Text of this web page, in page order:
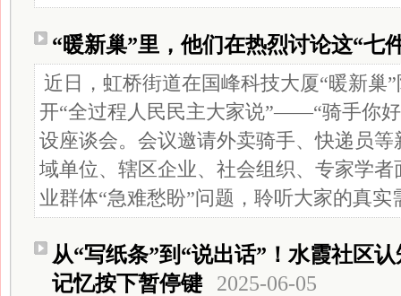
“暖新巢”里，他们在热烈讨论这“七
近日，虹桥街道在国峰科技大厦“暖新巢
开“全过程人民民主大家说”——“骑手你
设座谈会。会议邀请外卖骑手、快递员
域单位、辖区企业、社会组织、专家学
业群体“急难愁盼”问题，聆听大家的真实
从“写纸条”到“说出话”！水霞社区
记忆按下暂停键
2025-06-05